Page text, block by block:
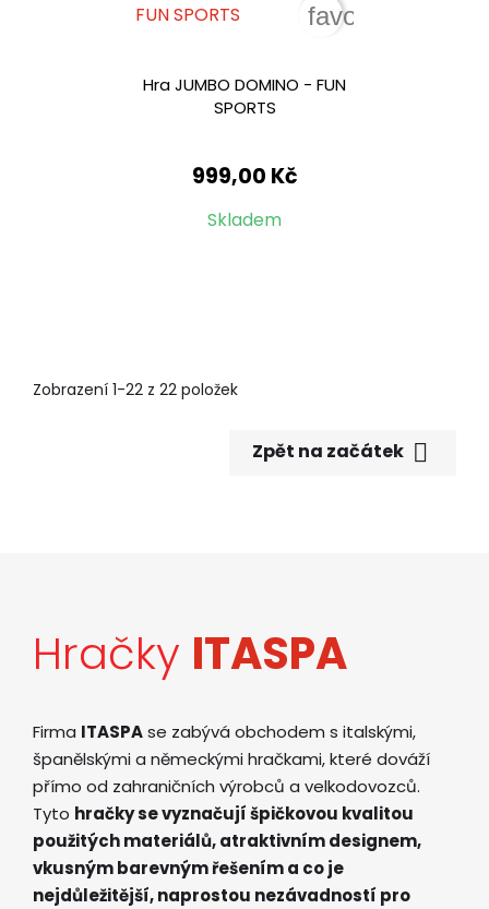
Hra JUMBO DOMINO - FUN
SPORTS
999,00 Kč
Skladem
favorite_border
Zobrazení 1-22 z 22 položek
Zpět na začátek 
Hračky ITASPA
Firma ITASPAse zabývá obchodem s italskými,
španělskými a německými hračkami, které dováží
přímo od zahraničních výrobců a velkodovozců.
Tyto hračky se vyznačují špičkovou kvalitou
použitých materiálů, atraktivním designem,
vkusným barevným řešením a co je
nejdůležitější, naprostou nezávadností pro